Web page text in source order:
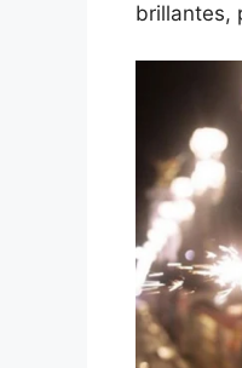
brillantes,